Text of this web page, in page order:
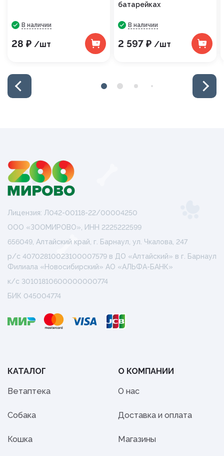
В наличии
28 ₽ /шт
батарейках
В наличии
2 597 ₽ /шт
Лицензия: Л042-00118-22/00004250
ООО «ЗООМИРОВО», ИНН 2225222599
656049, Алтайский край, г. Барнаул, ул. Чкалова, 247
р/с 40702810023100007579 в ДО «Алтайский» в г. Барнаул
Филиала «Новосибирский» АО «АЛЬФА-БАНК»
к/с 30101810600000000774
БИК 045004774
КАТАЛОГ
Ветаптека
Собака
Кошка
О КОМПАНИИ
О нас
Доставка и оплата
Магазины